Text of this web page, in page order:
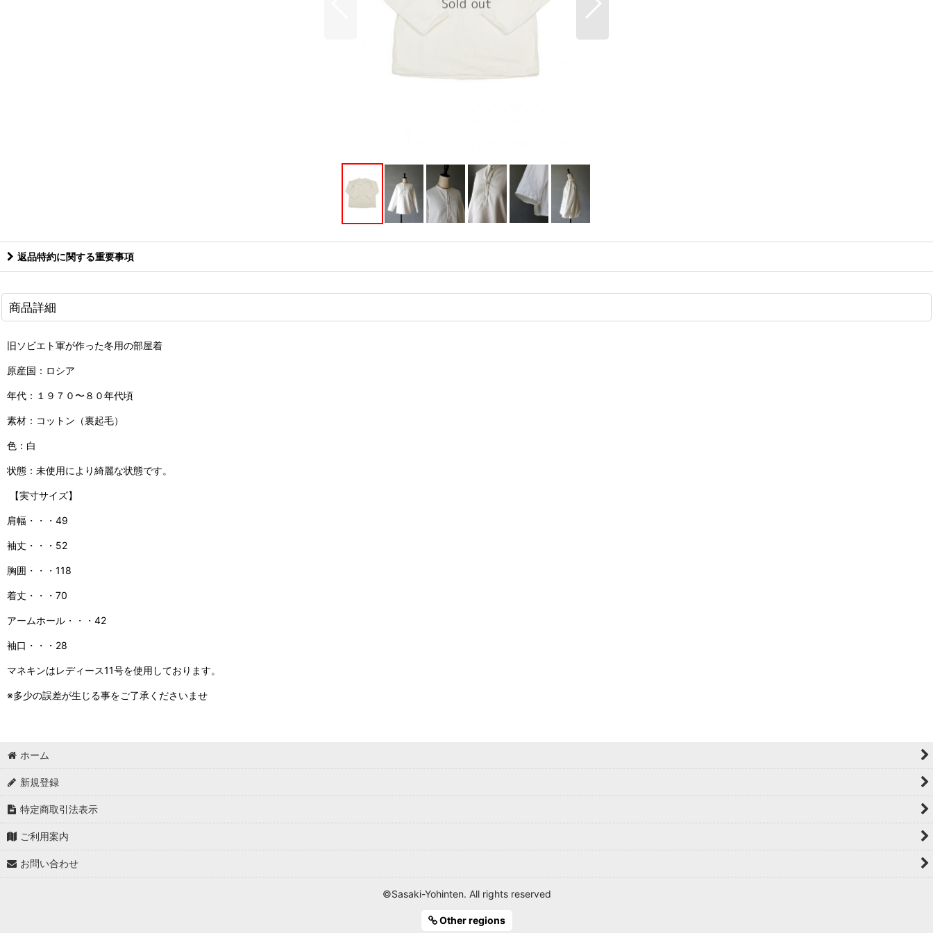
返品特約に関する重要事項
商品詳細
旧ソビエト軍が作った冬用の部屋着
原産国：ロシア
年代：１９７０〜８０年代頃
素材：コットン（裏起毛）
色：白
状態：未使用により綺麗な状態です。
【実寸サイズ】
肩幅・・・49
袖丈・・・52
胸囲・・・118
着丈・・・70
アームホール・・・42
袖口・・・28
マネキンはレディース11号を使用しております。
※多少の誤差が生じる事をご了承くださいませ
ホーム
新規登録
特定商取引法表示
ご利用案内
お問い合わせ
©Sasaki-Yohinten. All rights reserved
Other regions